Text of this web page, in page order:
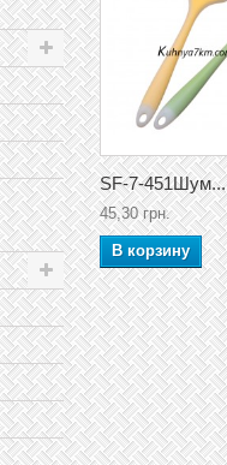
SF-7-451Шум...
45,30 грн.
В корзину